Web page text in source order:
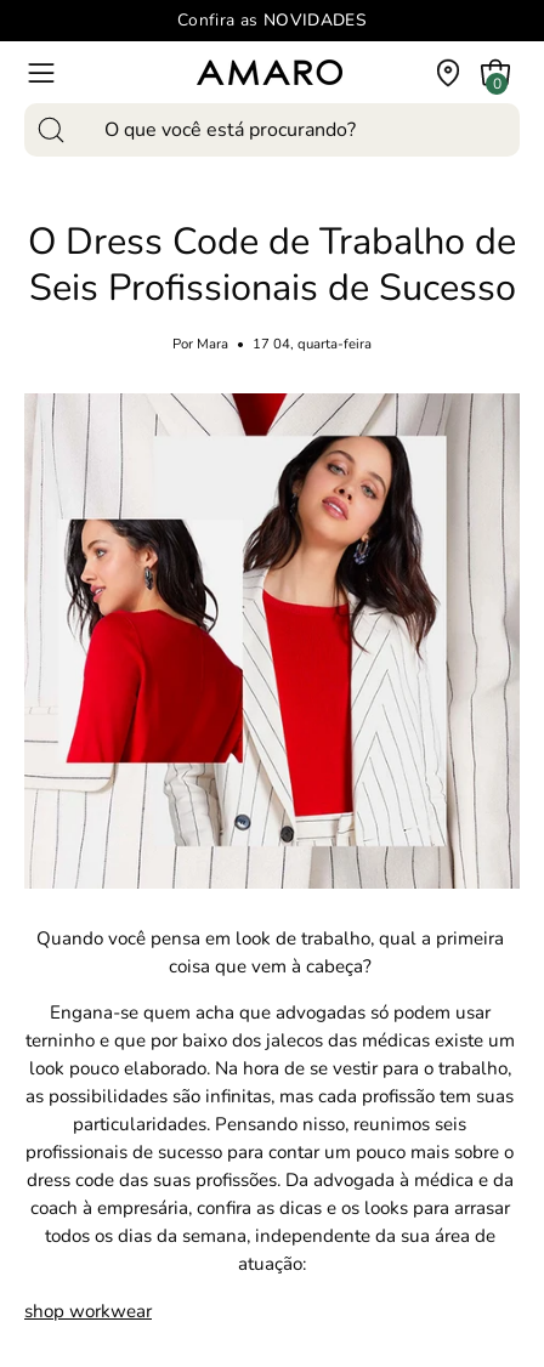
para
Confira as NOVIDADES
Abra
menu
0
Pesquise
nosso
O Dress Code de Trabalho de
Seis Profissionais de Sucesso
Por Mara 17 04, quarta-feira
Quando você pensa em look de trabalho, qual a primeira
coisa que vem à cabeça?
Engana-se quem acha que advogadas só podem usar
terninho e que por baixo dos jalecos das médicas existe um
look pouco elaborado. Na hora de se vestir para o trabalho,
as possibilidades são infinitas, mas cada profissão tem suas
particularidades. Pensando nisso, reunimos seis
profissionais de sucesso para contar um pouco mais sobre o
dress code das suas profissões. Da advogada à médica e da
coach à empresária, confira as dicas e os looks para arrasar
todos os dias da semana, independente da sua área de
atuação:
shop workwear